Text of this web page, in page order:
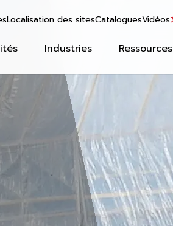
Industries Ressources
Localisation des sitesCataloguesVidéos